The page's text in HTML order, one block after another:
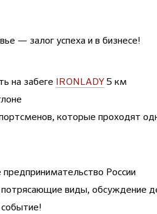
— залог успеха и в бизнесе!
на забеге IRONLADY5 км
которые проходят
России
виды, обсуждение